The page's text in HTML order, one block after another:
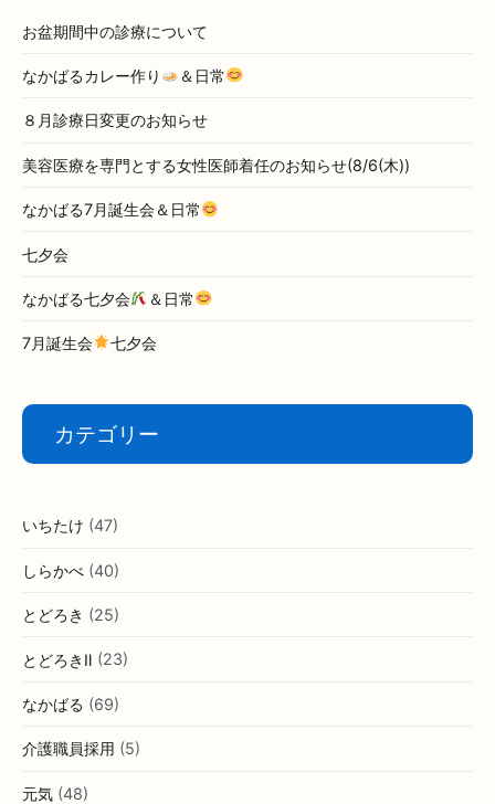
お盆期間中の診療について
なかばるカレー作り ＆日常
８月診療日変更のお知らせ
美容医療を専門とする女性医師着任のお知らせ(8/6(木))
なかばる7月誕生会＆日常
七夕会
なかばる七夕会 ＆日常
7月誕生会 七夕会
カテゴリー
いちたけ (47)
しらかべ (40)
とどろき (25)
とどろきⅡ (23)
なかばる (69)
介護職員採用 (5)
元気 (48)